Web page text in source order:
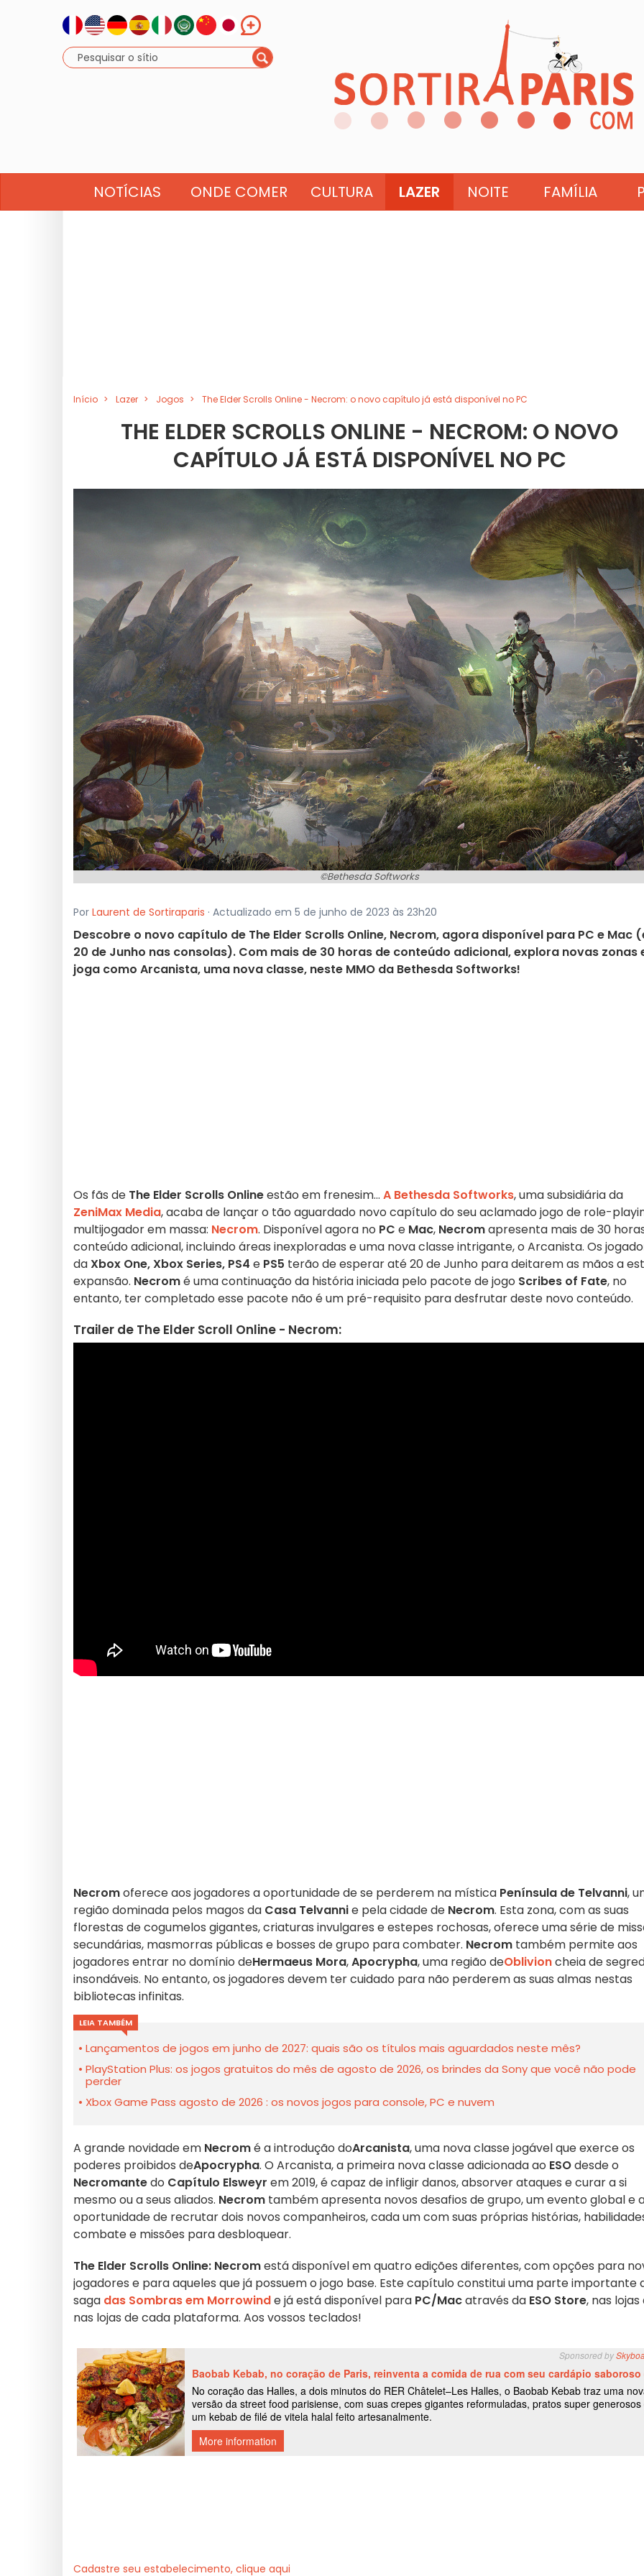
NOTÍCIAS ONDE COMER CULTURA LAZER NOITE FAMÍLIA
Início Lazer Jogos The Elder Scrolls Online - Necrom: o novo capítulo já está disponível no PC
THE ELDER SCROLLS ONLINE - NECROM: O NOVO
CAPÍTULO JÁ ESTÁ DISPONÍVEL NO PC
©Bethesda Softworks
Por Laurent de Sortiraparis · Actualizado em 5 de junho de 2023 às 23h20
Descobre o novo capítulo de The Elder Scrolls Online, Necrom, agora disponível para PC e Mac
20 de Junho nas consolas). Com mais de 30 horas de conteúdo adicional, explora novas zonas
joga como Arcanista, uma nova classe, neste MMO da Bethesda Softworks!
Os fãs de The Elder Scrolls Onlineestão em frenesim... A Bethesda Softworks, uma subsidiária da
ZeniMax Media, acaba de lançar o tão aguardado novo capítulo do seu aclamado jogo de role-
multijogador em massa: Necrom. Disponível agora no PC e Mac, Necromapresenta mais de 30
conteúdo adicional, incluindo áreas inexploradas e uma nova classe intrigante, o Arcanista. Os
daXbox One, Xbox Series, PS4 e PS5 terão de esperar até 20 de Junho para deitarem as mãos a
expansão. Necromé uma continuação da história iniciada pelo pacote de jogo Scribes of Fate, no
entanto, ter completado esse pacote não é um pré-requisito para desfrutar deste novo conteúdo.
Trailer de The Elder Scroll Online - Necrom:
Necromoferece aos jogadores a oportunidade de se perderem na mística Península de Telvanni,
região dominada pelos magos da Casa Telvannie pela cidade de Necrom. Esta zona, com as suas
florestas de cogumelos gigantes, criaturas invulgares e estepes rochosas, oferece uma série de
secundárias, masmorras públicas e bosses de grupo para combater. Necrom também permite aos
jogadores entrar no domínio deHermaeus Mora,Apocrypha, uma região deOblivioncheia de
insondáveis. No entanto, os jogadores devem ter cuidado para não perderem as suas almas nestas
bibliotecas infinitas.
LEIA TAMBÉM
Lançamentos de jogos em junho de 2027: quais são os títulos mais aguardados neste mês?
PlayStation Plus: os jogos gratuitos do mês de agosto de 2026, os brindes da Sony que você não pode
perder
Xbox Game Pass agosto de 2026 : os novos jogos para console, PC e nuvem
A grande novidade em Necromé a introdução doArcanista, uma nova classe jogável que exerce os
poderes proibidos deApocrypha. O Arcanista, a primeira nova classe adicionada ao ESOdesde o
Necromantedo Capítulo Elsweyr em 2019, é capaz de infligir danos, absorver ataques e curar a si
mesmo ou a seus aliados. Necrom também apresenta novos desafios de grupo, um evento global e
oportunidade de recrutar dois novos companheiros, cada um com suas próprias histórias,
combate e missões para desbloquear.
The Elder Scrolls Online: Necromestá disponível em quatro edições diferentes, com opções para
jogadores e para aqueles que já possuem o jogo base. Este capítulo constitui uma parte importante
saga das Sombras em Morrowinde já está disponível para PC/Macatravés da ESO Store, nas lojas
nas lojas de cada plataforma. Aos vossos teclados!
Cadastre seu estabelecimento, clique aqui